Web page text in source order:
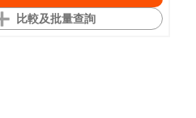
比較及批量查詢